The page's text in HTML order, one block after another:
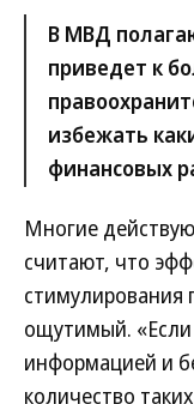
В МВД
приведет к
избежать
финансовых
Многие
считают, что
стимулирования
ощутимый.
информацией и
количество